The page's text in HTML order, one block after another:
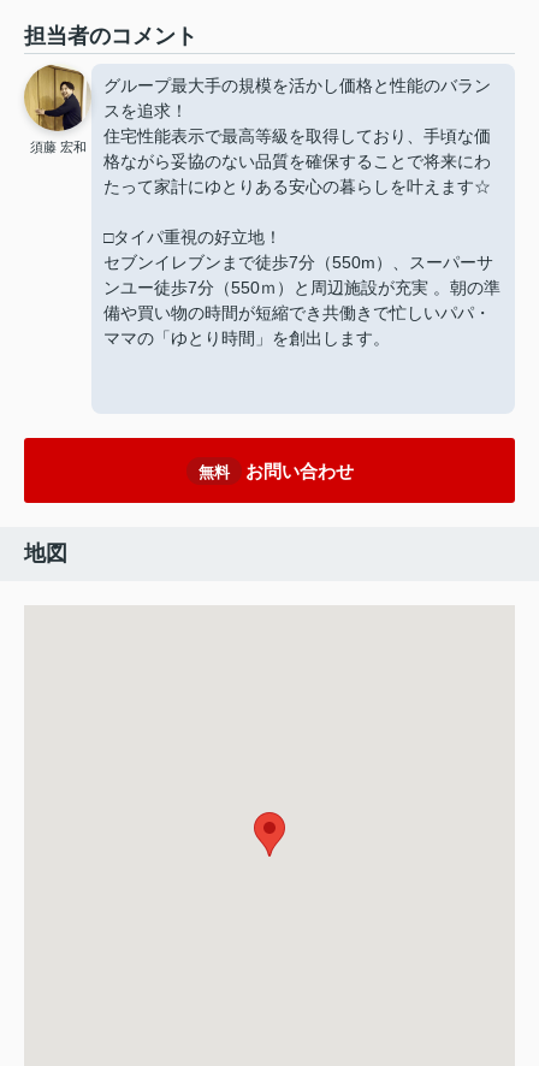
担当者のコメント
須藤 宏和
グループ最大手の規模を活かし価格と性能のバラン
スを追求！
住宅性能表示で最高等級を取得しており、手頃な価
格ながら妥協のない品質を確保することで将来にわ
たって家計にゆとりある安心の暮らしを叶えます☆
□タイパ重視の好立地！
セブンイレブンまで徒歩7分（550m）、スーパーサ
ンユー徒歩7分（550ｍ）と周辺施設が充実 。朝の準
備や買い物の時間が短縮でき共働きで忙しいパパ・
ママの「ゆとり時間」を創出します。
無料 お問い合わせ
地図